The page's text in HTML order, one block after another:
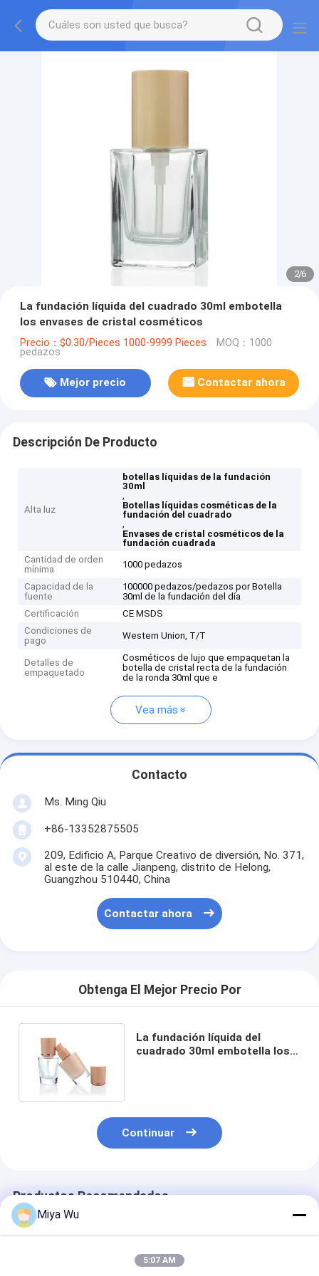
2/6
La fundación líquida del cuadrado 30ml embotella
los envases de cristal cosméticos
Precio：$0.30/Pieces 1000-9999 Pieces MOQ：1000
pedazos
Mejor precio Contactar ahora
Descripción De Producto
Alta luz
botellas líquidas de la fundación
30ml
,
Botellas líquidas cosméticas de la
fundación del cuadrado
,
Envases de cristal cosméticos de la
fundación cuadrada
Cantidad de orden
mínima
1000 pedazos
Capacidad de la
fuente
100000 pedazos/pedazos por Botella
30ml de la fundación del día
Certificación
CE MSDS
Condiciones de
pago
Western Union, T/T
Detalles de
empaquetado
Cosméticos de lujo que empaquetan la
botella de cristal recta de la fundación
de la ronda 30ml que e
Vea más
Contacto
Ms. Ming Qiu
+86-13352875505
209, Edificio A, Parque Creativo de diversión, No. 371,
al este de la calle Jianpeng, distrito de Helong,
Guangzhou 510440, China
Contactar ahora
Obtenga El Mejor Precio Por
La fundación líquida del
cuadrado 30ml embotella los
Continuar
Productos Recomendados
Miya Wu
5:07 AM